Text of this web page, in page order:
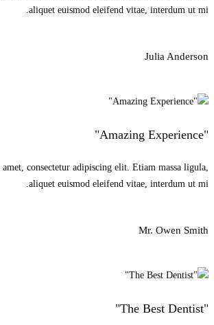
aliquet euismod eleifend vitae, interdum ut mi.
Julia Anderson
"Amazing Experience"
consectetur adipiscing elit. Etiam massa ligula,
aliquet euismod eleifend vitae, interdum ut mi.
Mr. Owen Smith
"The Best Dentist"